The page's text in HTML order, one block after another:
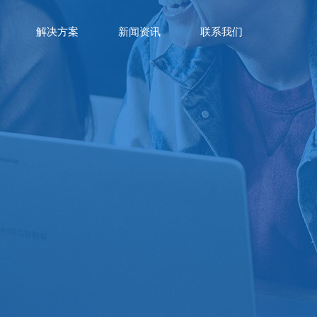
解决方案 新闻资讯 联系我们